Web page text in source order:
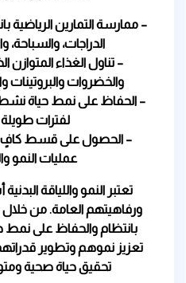
– ممارسة التمارين الرياضية
الدراجات، والسباحة،
– تناول الغذاء المتوازن
والخضروات والبروتينات
– الحفاظ على نمط حياة
لفترات
– الحصول على قسط كافٍ من
عمليات النمو
تعتبر النمو واللياقة
ورفاهيتهم العامة. من خلال
بانتظام والحفاظ على
تعزيز نموهم وتطوير قدراتهم
تحقيق حياة صحية